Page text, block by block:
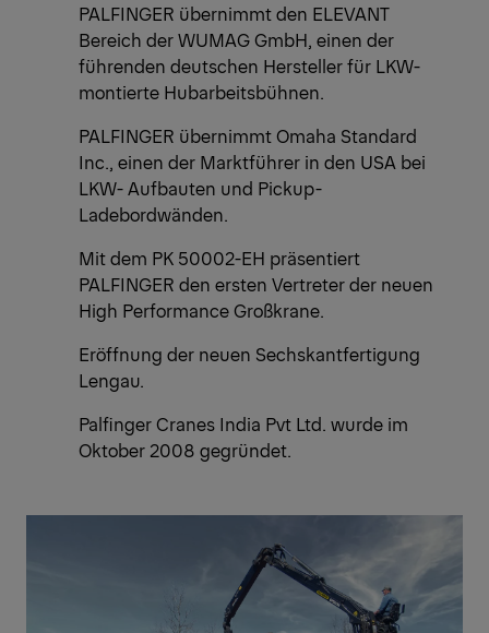
PALFINGER übernimmt den ELEVANT
Bereich der WUMAG GmbH, einen der
führenden deutschen Hersteller für LKW-
montierte Hubarbeitsbühnen.
PALFINGER übernimmt Omaha Standard
Inc., einen der Marktführer in den USA bei
LKW- Aufbauten und Pickup-
Ladebordwänden.
Mit dem PK 50002-EH präsentiert
PALFINGER den ersten Vertreter der neuen
High Performance Großkrane.
Eröffnung der neuen Sechskantfertigung
Lengau.
Palfinger Cranes India Pvt Ltd. wurde im
Oktober 2008 gegründet.